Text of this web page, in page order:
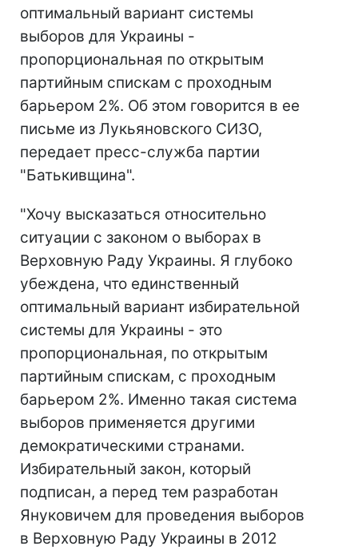
оптимальный вариант системы
выборов для Украины -
пропорциональная по открытым
партийным спискам с проходным
барьером 2%. Об этом говорится в ее
письме из Лукьяновского СИЗО,
передает пресс-служба партии
"Батькивщина".
"Хочу высказаться относительно
ситуации с законом о выборах в
Верховную Раду Украины. Я глубоко
убеждена, что единственный
оптимальный вариант избирательной
системы для Украины - это
пропорциональная, по открытым
партийным спискам, с проходным
барьером 2%. Именно такая система
выборов применяется другими
демократическими странами.
Избирательный закон, который
подписан, а перед тем разработан
Януковичем для проведения выборов
в Верховную Раду Украины в 2012